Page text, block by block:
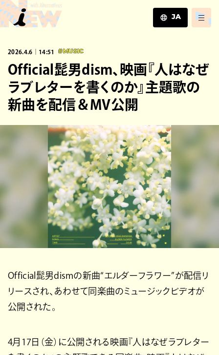
JA
ZH
2026.4.6｜14:51 #MUSIC
Official髭男dism、映画『人はなぜ
ラブレターを書くのか』主題歌の
新曲を配信＆MV公開
Official髭男dismの新曲“エルダーフラワー”が配信リ
リースされ、あわせて同楽曲のミュージックビデオが
公開された。
4月17日（金）に公開される映画『人はなぜラブレター